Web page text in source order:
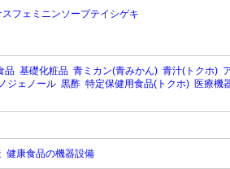
スフェミニンソープテイシゲキ
品 基礎化粧品 青ミカン(青みかん) 青汁(トクホ)
ジェノール 黒酢 特定保健用食品(トクホ) 医療機
健康食品の機器設備